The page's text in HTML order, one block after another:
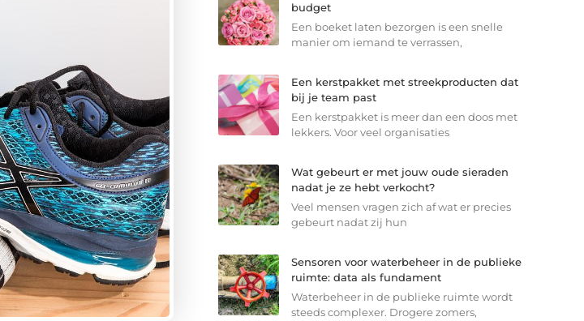
budget
Een boeket laten bezorgen is een snelle
manier om iemand te verrassen,
Een kerstpakket met streekproducten dat
bij je team past
Een kerstpakket is meer dan een doos met
lekkers. Voor veel organisaties
Wat gebeurt er met jouw oude sieraden
nadat je ze hebt verkocht?
Veel mensen vragen zich af wat er precies
gebeurt nadat zij hun
Sensoren voor waterbeheer in de publieke
ruimte: data als fundament
Waterbeheer in de publieke ruimte wordt
steeds complexer. Drogere zomers,